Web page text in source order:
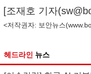
[조재호 기자(
<저작권자: 보안뉴스(
헤드라인 뉴스